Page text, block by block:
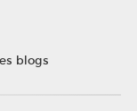
blogs